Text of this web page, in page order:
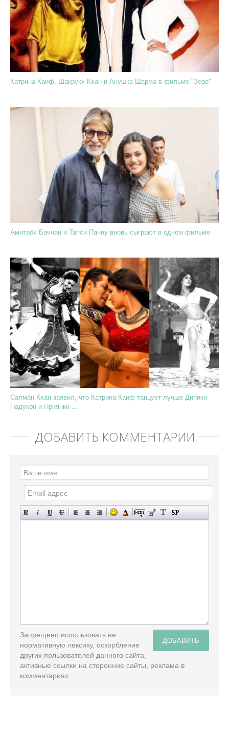
Катрина Каиф, Шакрукх Кхан и Анушка Шарма в фильме "Зеро"
Амитабх Баччан и Тапси Панну вновь сыграют в одном фильме
Салман Кхан заявил, что Катрина Каиф танцует лучше Дипики
Падукон и Приянки ...
ДОБАВИТЬ КОММЕНТАРИЙ
ДОБАВИТЬ
Запрещено использовать не
нормативную лексику, оскорбление
других пользователей данного сайта,
активные ссылки на сторонние сайты, реклама в
комментариях.